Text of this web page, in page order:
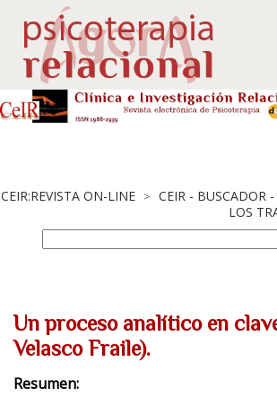
CEIR:REVISTA ON-LINE > CEIR - BUSCADOR
LOS
Un proceso analítico en
Velasco Fraile).
Resumen: